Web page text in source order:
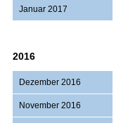
Januar 2017
2016
Dezember 2016
November 2016